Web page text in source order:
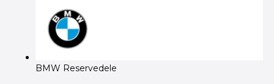
BMW Reservedele